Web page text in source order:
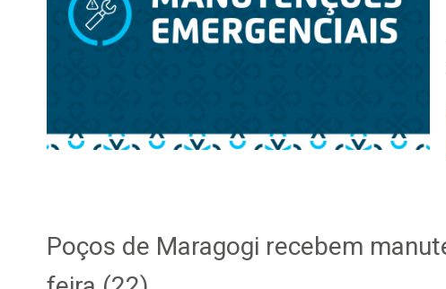
Poços de Maragogi recebem